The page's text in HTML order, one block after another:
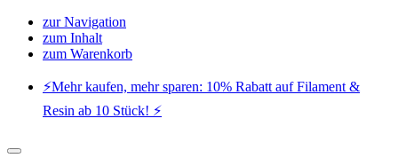
zur Navigation
zum Inhalt
zum Warenkorb
⚡️Mehr kaufen, mehr sparen: 10% Rabatt auf Filament &
Resin ab 10 Stück! ⚡️